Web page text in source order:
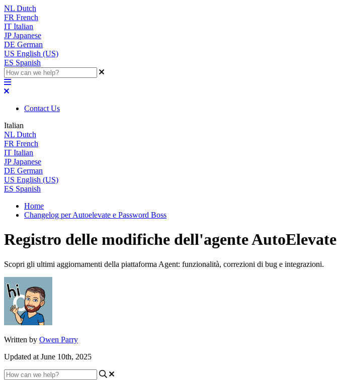
NL Dutch
FR French
IT Italian
JP Japanese
DE German
US English (US)
ES Spanish
Contact Us
Italian
NL Dutch
FR French
IT Italian
JP Japanese
DE German
US English (US)
ES Spanish
Home
Changelog per Autoelevate e Password Boss
Registro delle modifiche dell'agente AutoElevate
Scopri gli ultimi aggiornamenti della piattaforma Agent: funzionalità, correzioni di bug e integrazioni.
Written by Owen Parry
Updated at June 10th, 2025